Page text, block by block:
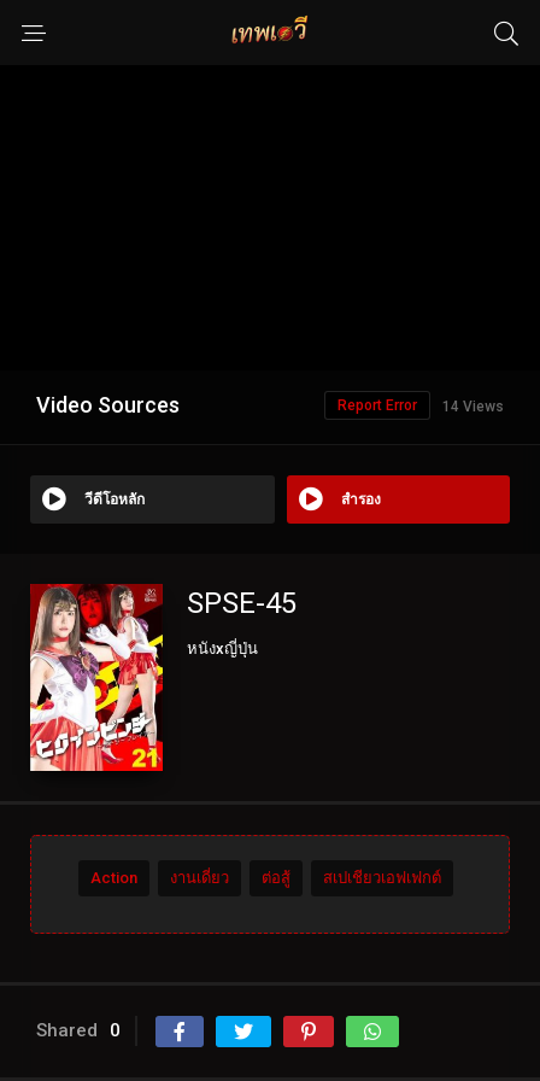
Video Sources 14 Views
Report Error
วีดีโอหลัก สำรอง
SPSE-45
หนังxญี่ปุ่น
Action งานเดี่ยว ต่อสู้ สเปเชียวเอฟเฟกต์
Shared 0